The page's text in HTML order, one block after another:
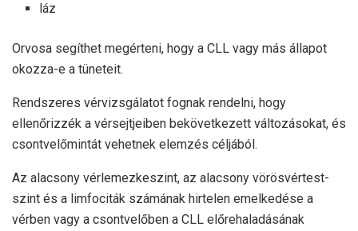
láz
Orvosa segíthet megérteni, hogy a CLL vagy más állapot
okozza-e a tüneteit.
Rendszeres vérvizsgálatot fognak rendelni, hogy
ellenőrizzék a vérsejtjeiben bekövetkezett változásokat, és
csontvelőmintát vehetnek elemzés céljából.
Az alacsony vérlemezkeszint, az alacsony vörösvértest-
szint és a limfociták számának hirtelen emelkedése a
vérben vagy a csontvelőben a CLL előrehaladásának